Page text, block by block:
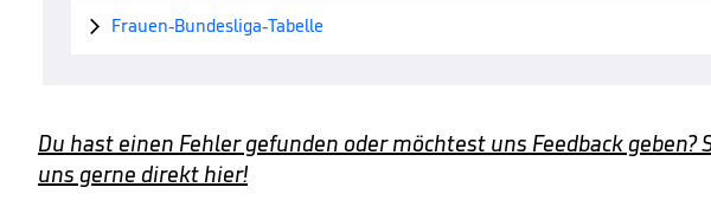
 Frauen-Bundesliga-Tabelle
Du hast einen Fehler gefunden oder möchtest uns Feedback geben?
uns gerne direkt hier!